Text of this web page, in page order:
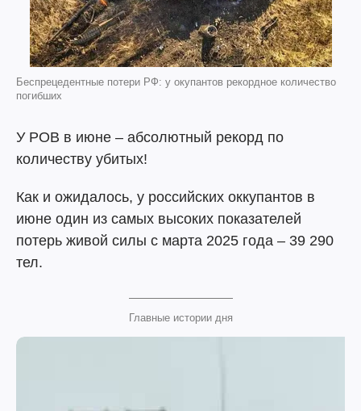
Беспрецедентные потери РФ: у окупантов рекордное количество
погибших
У РОВ в июне – абсолютный рекорд по
количеству убитых!
Как и ожидалось, у российских оккупантов в
июне один из самых высоких показателей
потерь живой силы с марта 2025 года – 39 290
тел.
Главные истории дня